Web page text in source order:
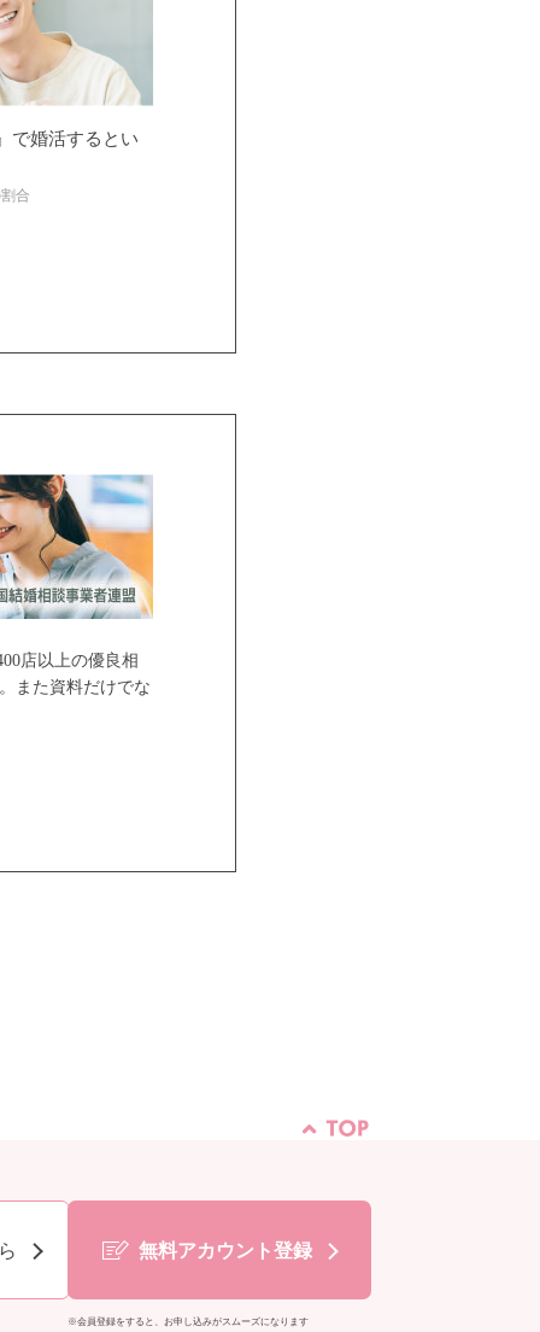
で婚活するとい
合
店以上の優良相
また資料だけでな
無料アカウント登録
※会員登録をすると、お申し込みがスムーズになります